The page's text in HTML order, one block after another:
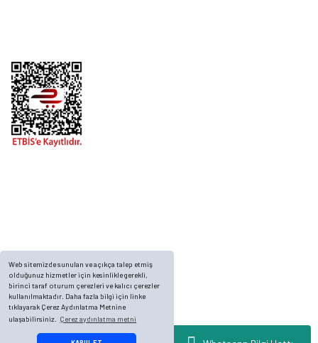
Web sitemizde sunulan ve açıkça talep etmiş
olduğunuz hizmetler için kesinlikle gerekli,
birinci taraf oturum çerezleri ve kalıcı çerezler
kullanılmaktadır. Daha fazla bilgi için linke
tıklayarak Çerez Aydınlatma Metnine
ulaşabilirsiniz.
Çerez aydınlatma metni
© 2023, ECKMARİNE.COM - Tüm Hakları Saklıdır.